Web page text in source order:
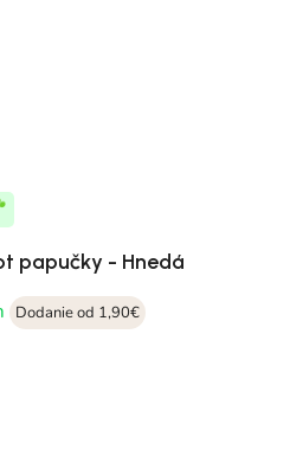
papučky - Hnedá
Dodanie od 1,90€